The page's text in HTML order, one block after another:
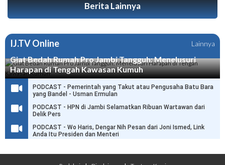
Berita Lainnya
IJ.TV Online Lainnya
Giat Bedah Rumah Pro Jambi Tangguh: Menelusuri
Harapan di Tengah Kawasan Kumuh
PODCAST - Pemerintah yang Takut atau Pengusaha Batu Bara
yang Bandel - Usman Ermulan
PODCAST - HPN di Jambi Selamatkan Ribuan Wartawan dari
Delik Pers
PODCAST - Wo Haris, Dengar Nih Pesan dari Joni Ismed, Link
Anda Itu Presiden dan Menteri